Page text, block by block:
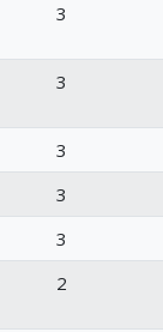
3
3
3
3
3
2